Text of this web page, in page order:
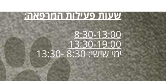
שעות פעילות המרפאה:
8:30-13:00
13:30-19:00
ימי שישי: 8:30 -13:30